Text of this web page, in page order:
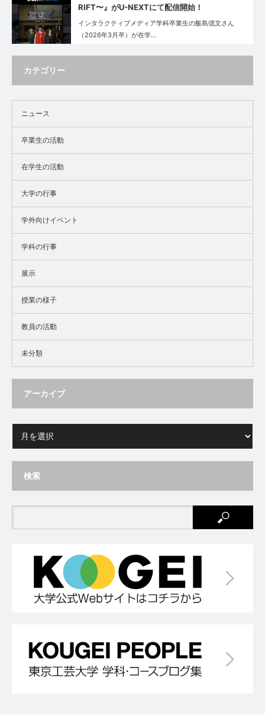
RIFT〜』がU-NEXTにて配信開始！
インタラクティブメディア学科卒業生の飯島偲文さん
（2026年3月卒）が在学…
カテゴリー
ニュース
卒業生の活動
在学生の活動
大学の行事
学外向けイベント
学科の行事
展示
授業の様子
教員の活動
未分類
アーカイブ
検索